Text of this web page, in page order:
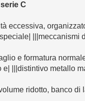
C
eccessiva,
|||meccanismi
e formatura
|||distintivo metallo
ridotto, banco